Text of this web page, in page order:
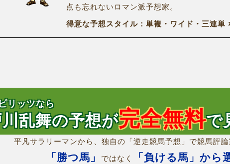
点も忘れないロマン派予想家。
得意な予想スタイル：単複・ワイド・三連単
リッツなら
乱舞の予想が完全無料で
平凡サラリーマンから、独自の「逆走競馬予想」で競馬評論
「勝つ馬」 ではなく 「負ける馬」から